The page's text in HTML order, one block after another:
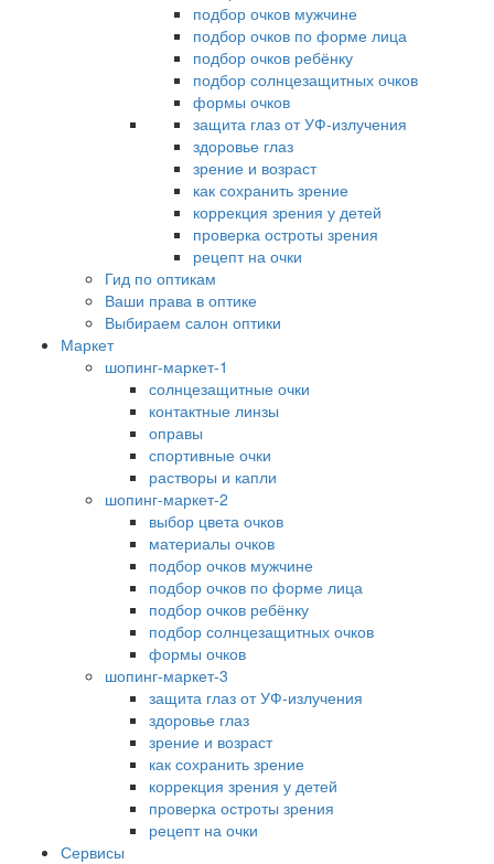
подбор очков мужчине
подбор очков по форме лица
подбор очков ребёнку
подбор солнцезащитных очков
формы очков
защита глаз от УФ-излучения
здоровье глаз
зрение и возраст
как сохранить зрение
коррекция зрения у детей
проверка остроты зрения
рецепт на очки
Гид по оптикам
Ваши права в оптике
Выбираем салон оптики
Маркет
шопинг-маркет-1
солнцезащитные очки
контактные линзы
оправы
спортивные очки
растворы и капли
шопинг-маркет-2
выбор цвета очков
материалы очков
подбор очков мужчине
подбор очков по форме лица
подбор очков ребёнку
подбор солнцезащитных очков
формы очков
шопинг-маркет-3
защита глаз от УФ-излучения
здоровье глаз
зрение и возраст
как сохранить зрение
коррекция зрения у детей
проверка остроты зрения
рецепт на очки
Сервисы